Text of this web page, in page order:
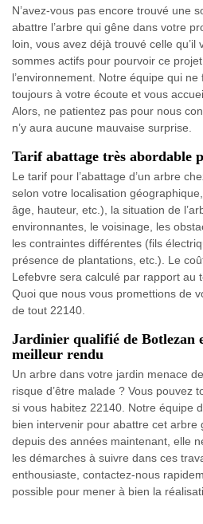
N’avez-vous pas encore trouvé une
abattre l’arbre qui gêne dans votre
loin, vous avez déjà trouvé celle
sommes actifs pour pourvoir ce
l’environnement. Notre équipe qui
toujours à votre écoute et vous
Alors, ne patientez pas pour nous
n’y aura aucune mauvaise surprise.
Tarif abattage très abordable
Le tarif pour l’abattage d’un arbre
selon votre localisation
âge, hauteur, etc.), la situation de
environnantes, le voisinage, les
les contraintes différentes (fils
présence de plantations, etc.). Le
Lefebvre sera calculé par rapport au
Quoi que nous vous promettions de
de tout 22140.
Jardinier qualifié de Botlezan
meilleur rendu
Un arbre dans votre jardin menace
risque d’être malade ? Vous pouvez
si vous habitez 22140. Notre équipe
bien intervenir pour abattre cet arbre
depuis des années maintenant, elle
les démarches à suivre dans ces
enthousiaste, contactez-nous
possible pour mener à bien la